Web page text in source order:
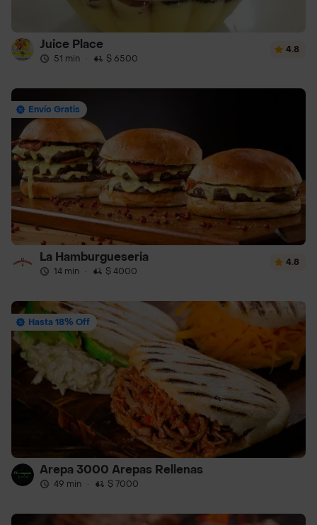
Juice Place
51 min · $ 6500
4.8
Envío Gratis
La Hamburgueseria
14 min · $ 4000
4.8
Hasta 18% Off
Arepa 3000 Arepas Rellenas
49 min · $ 7000